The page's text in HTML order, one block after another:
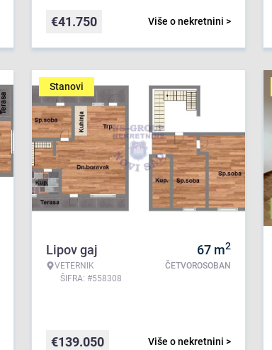
Više o nekretnini >
€41.750
Stanovi
Lipov gaj
VETERNIK
ŠIFRA: #558308
67 m2
ČETVOROSOBAN
Više o nekretnini >
€139.050